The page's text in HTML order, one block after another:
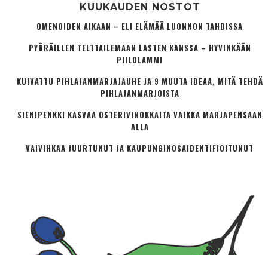
KUUKAUDEN NOSTOT
OMENOIDEN AIKAAN – ELI ELÄMÄÄ LUONNON TAHDISSA
PYÖRÄILLEN TELTTAILEMAAN LASTEN KANSSA – HYVINKÄÄN
PIILOLAMMI
KUIVATTU PIHLAJANMARJAJAUHE JA 9 MUUTA IDEAA, MITÄ TEHDÄ
PIHLAJANMARJOISTA
SIENIPENKKI KASVAA OSTERIVINOKKAITA VAIKKA MARJAPENSAAN
ALLA
VAIVIHKAA JUURTUNUT JA KAUPUNGINOSA­IDENTIFIOITUNUT